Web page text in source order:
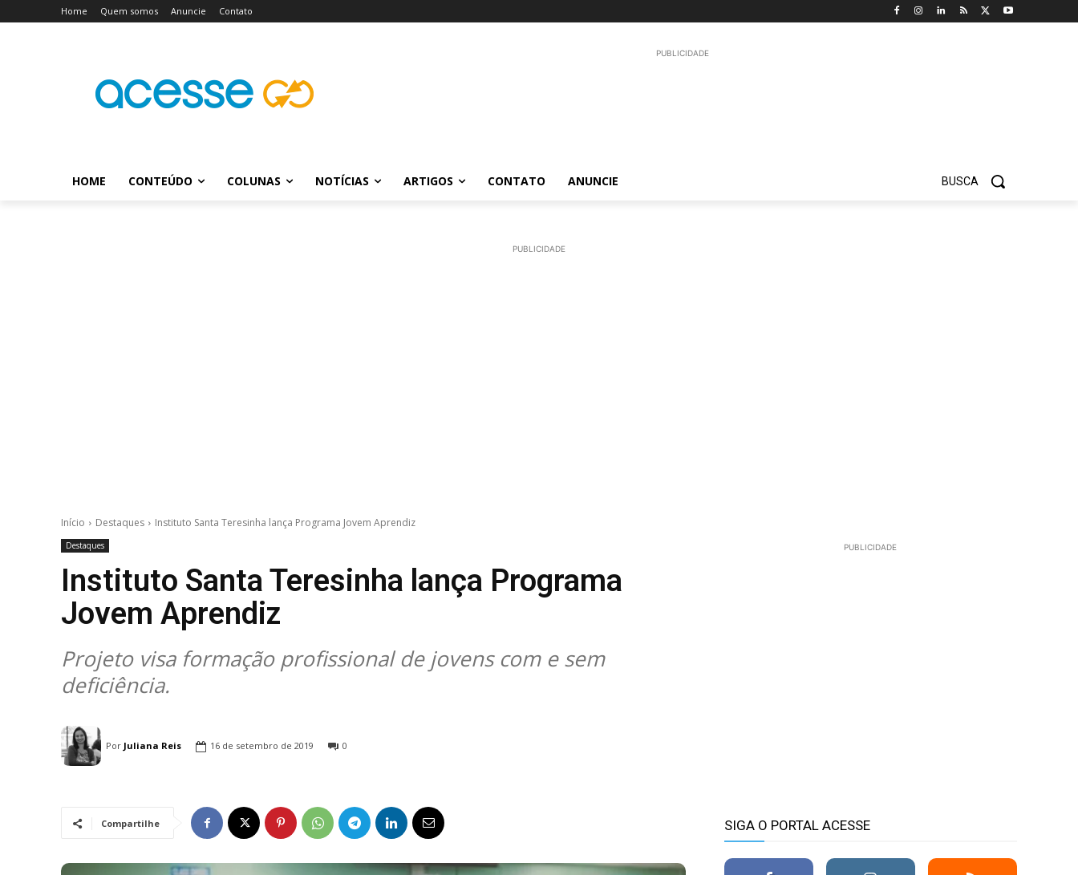
Home Quem somos Anuncie Contato
PUBLICIDADE
HOME CONTEÚDO COLUNAS NOTÍCIAS ARTIGOS CONTATO ANUNCIE BUSCA
PUBLICIDADE
Início Destaques Instituto Santa Teresinha lança Programa Jovem Aprendiz
Destaques
Instituto Santa Teresinha lança Programa
Jovem Aprendiz
Projeto visa formação profissional de jovens com e sem
deficiência.
Por Juliana Reis 16 de setembro de 2019 0
Compartilhe
PUBLICIDADE
SIGA O PORTAL ACESSE